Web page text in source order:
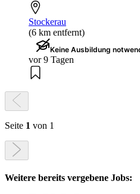
Stockerau
(6 km entfernt)
Keine Ausbildung
vor 9 Tagen
Seite 1 von 1
Weitere bereits vergebene Jobs: